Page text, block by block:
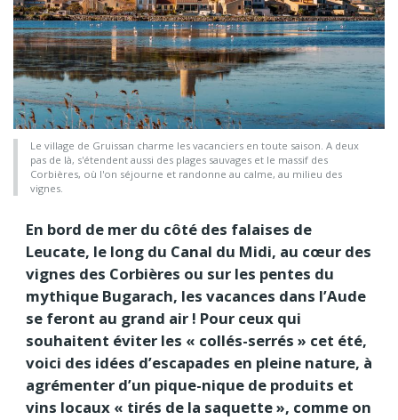
Le village de Gruissan charme les vacanciers en toute saison. A deux
pas de là, s'étendent aussi des plages sauvages et le massif des
Corbières, où l'on séjourne et randonne au calme, au milieu des
vignes.
En bord de mer du côté des falaises de
Leucate, le long du Canal du Midi, au cœur des
vignes des Corbières ou sur les pentes du
mythique Bugarach, les vacances dans l’Aude
se feront au grand air ! Pour ceux qui
souhaitent éviter les « collés-serrés » cet été,
voici des idées d’escapades en pleine nature, à
agrémenter d’un pique-nique de produits et
vins locaux « tirés de la saquette », comme on